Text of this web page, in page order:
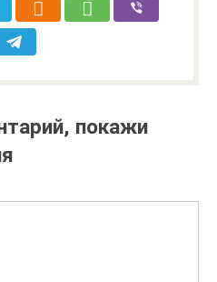
покажи